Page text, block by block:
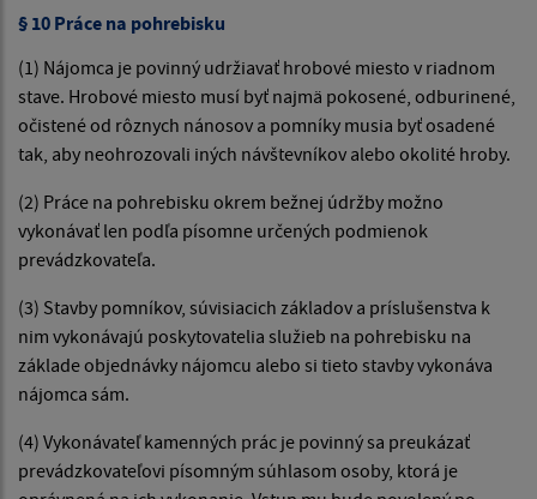
§ 10 Práce na pohrebisku
(1) Nájomca je povinný udržiavať hrobové miesto v riadnom
stave. Hrobové miesto musí byť najmä pokosené, odburinené,
očistené od rôznych nánosov a pomníky musia byť osadené
tak, aby neohrozovali iných návštevníkov alebo okolité hroby.
(2) Práce na pohrebisku okrem bežnej údržby možno
vykonávať len podľa písomne určených podmienok
prevádzkovateľa.
(3) Stavby pomníkov, súvisiacich základov a príslušenstva k
nim vykonávajú poskytovatelia služieb na pohrebisku na
základe objednávky nájomcu alebo si tieto stavby vykonáva
nájomca sám.
(4) Vykonávateľ kamenných prác je povinný sa preukázať
prevádzkovateľovi písomným súhlasom osoby, ktorá je